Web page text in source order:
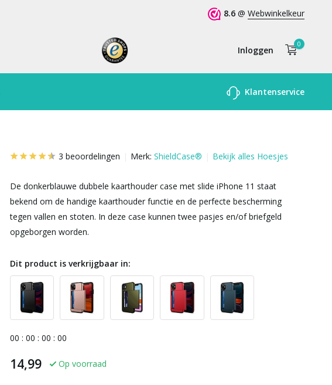
8.6 @ Webwinkelkeur
Inloggen
Account
0
Klantenservice
3 beoordelingen Merk: ShieldCase® Bekijk alles Hoesjes
De donkerblauwe dubbele kaarthouder case met slide iPhone 11 staat
bekend om de handige kaarthouder functie en de perfecte bescherming
tegen vallen en stoten. In deze case kunnen twee pasjes en/of briefgeld
opgeborgen worden.
Dit product is verkrijgbaar in:
00 : 00 : 00 : 00
14,99 Op voorraad